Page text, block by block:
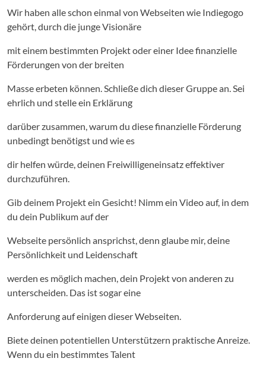
Wir haben alle schon einmal von Webseiten wie Indiegogo
gehört, durch die junge Visionäre
mit einem bestimmten Projekt oder einer Idee finanzielle
Förderungen von der breiten
Masse erbeten können. Schließe dich dieser Gruppe an. Sei
ehrlich und stelle ein Erklärung
darüber zusammen, warum du diese finanzielle Förderung
unbedingt benötigst und wie es
dir helfen würde, deinen Freiwilligeneinsatz effektiver
durchzuführen.
Gib deinem Projekt ein Gesicht! Nimm ein Video auf, in dem
du dein Publikum auf der
Webseite persönlich ansprichst, denn glaube mir, deine
Persönlichkeit und Leidenschaft
werden es möglich machen, dein Projekt von anderen zu
unterscheiden. Das ist sogar eine
Anforderung auf einigen dieser Webseiten.
Biete deinen potentiellen Unterstützern praktische Anreize.
Wenn du ein bestimmtes Talent